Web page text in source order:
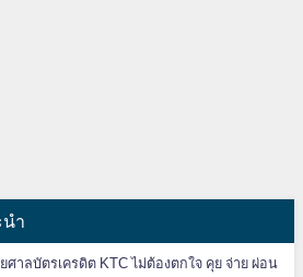
ำ
ศาลบัตรเครดิต KTC ไม่ต้องตกใจ คุย จ่าย ผ่อน